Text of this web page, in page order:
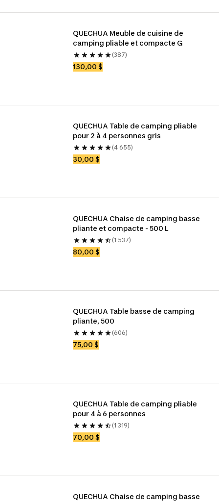
QUECHUA Meuble de cuisine de
camping pliable et compacte G
(387)
130,00 $
QUECHUA Table de camping pliable
pour 2 à 4 personnes gris
(4 655)
30,00 $
QUECHUA Chaise de camping basse
pliante et compacte - 500 L
(1 537)
80,00 $
QUECHUA Table basse de camping
pliante, 500
(606)
75,00 $
QUECHUA Table de camping pliable
pour 4 à 6 personnes
(1 319)
70,00 $
QUECHUA Chaise de camping basse